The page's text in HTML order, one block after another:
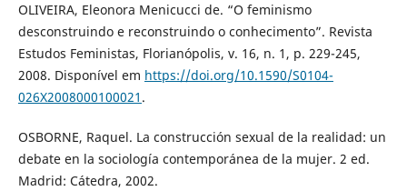
OLIVEIRA, Eleonora Menicucci de. “O feminismo
desconstruindo e reconstruindo o conhecimento”. Revista
Estudos Feministas, Florianópolis, v. 16, n. 1, p. 229-245,
2008. Disponível em https://doi.org/10.1590/S0104-
026X2008000100021 .
OSBORNE, Raquel. La construcción sexual de la realidad: un
debate en la sociología contemporánea de la mujer. 2 ed.
Madrid: Cátedra, 2002.